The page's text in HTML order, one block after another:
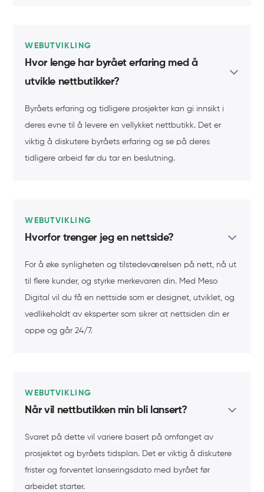
WEBUTVIKLING
Hvor lenge har byrået erfaring med å
utvikle nettbutikker?
Byråets erfaring og tidligere prosjekter kan gi innsikt i
deres evne til å levere en vellykket nettbutikk. Det er
viktig å diskutere byråets erfaring og se på deres
tidligere arbeid før du tar en beslutning.
WEBUTVIKLING
Hvorfor trenger jeg en nettside?
For å øke synligheten og tilstedeværelsen på nett, nå ut
til flere kunder, og styrke merkevaren din. Med Meso
Digital vil du få en nettside som er designet, utviklet, og
vedlikeholdt av eksperter som sikrer at nettsiden din er
oppe og går 24/7.
WEBUTVIKLING
Når vil nettbutikken min bli lansert?
Svaret på dette vil variere basert på omfanget av
prosjektet og byråets tidsplan. Det er viktig å diskutere
frister og forventet lanseringsdato med byrået før
arbeidet starter.